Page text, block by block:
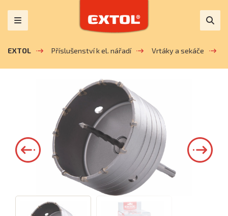
EXTOL Příslušenství k el. nářadí Vrtáky a sekáče